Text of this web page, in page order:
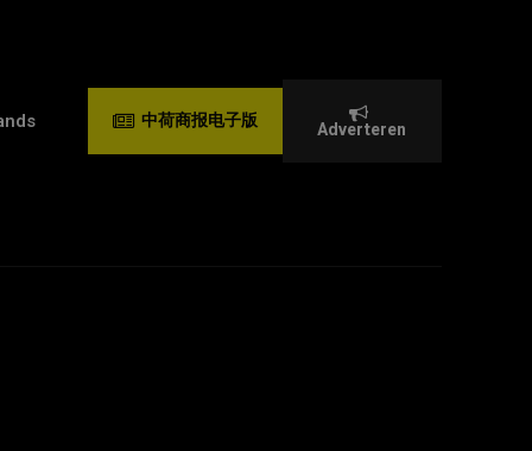
中荷商报电子版 Adverteren